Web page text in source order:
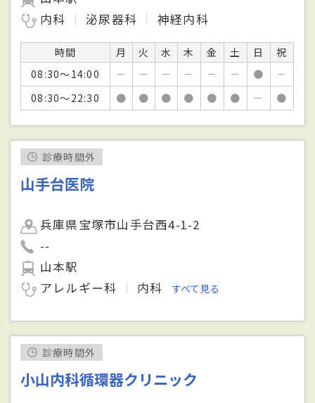
内科
泌尿器科 神経内科
時間 月 火 水 木 金 土 日
祝
08:30～14:00
－ － － － － － ●
－
08:30～22:30
● ● ● ● ● ● － ●
診療時間外
山手台医院
兵庫県宝塚市山手台西4-1-2
--
山本駅
アレルギー科
内科 すべて見る
診療時間外
小山内科循環器クリニック